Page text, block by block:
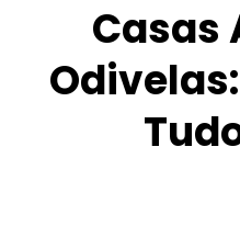
Casas